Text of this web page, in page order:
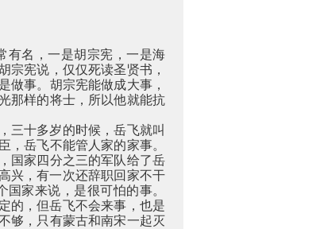
有名，一是胡宗宪，一是海
宗宪说，仅仅死读圣贤书，
做事。胡宗宪能做成大事，
那样的将士，所以他就能抗
三十多岁的时候，岳飞就叫
岳飞不能管人家的家事。
国家四分之三的军队给了岳
兴，有一次还辞职回家不干
家来说，是很可怕的事。
的，但岳飞不会来事，也是
够，只有蒙古和南宋一起灭